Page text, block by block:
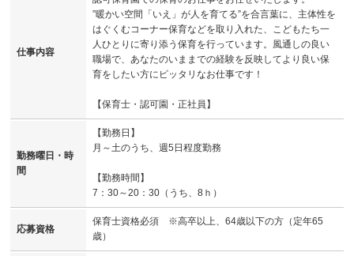
仕事内容
”暖かい空間「いえ」が人を育てる”を合言葉に、主体性を
はぐくむコーナー保育などを取り入れた、こどもたち一
人ひとりに寄り添う保育を行っています。風通しの良い
職場で、あなたのいままでの経験を反映してより良い保
育をしたい方にピッタリなお仕事です！
【保育士・認可園・正社員】
勤務曜日・時
間
【勤務日】
月～土のうち、週5日程度勤務
【勤務時間】
7：30～20：30（うち、8ｈ）
応募資格
保育士資格必須 ※高卒以上、64歳以下の方（定年65
歳）